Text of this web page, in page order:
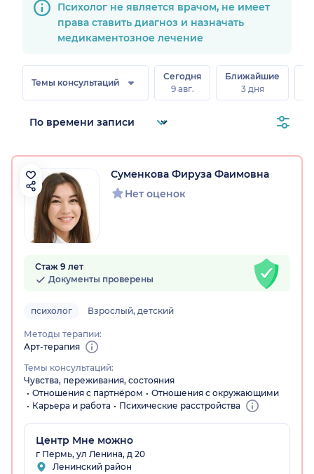
Психолог не является врачом, не имеет
права ставить диагноз и назначать
медикаментозное лечение
Темы консультаций
Сегодня
9 авг.
Ближайшие
3 дня
Суменкова Фируза Фаимовна
Нет оценок
Стаж 9 лет
Документы проверены
психолог Взрослый, детский
Методы терапии:
Арт-терапия
Темы консультаций:
Чувства, переживания, состояния
Отношения с партнёром
Отношения с окружающими
Карьера и работа
Психические расстройства
Центр Мне можно
г Пермь, ул Ленина, д 20
Ленинский район